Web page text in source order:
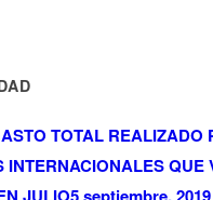
TOTAL REALIZADO
INTERNACIONALES QUE